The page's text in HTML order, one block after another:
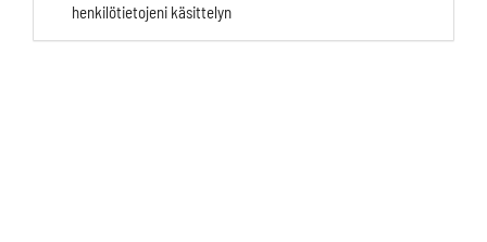
henkilötietojeni käsittelyn